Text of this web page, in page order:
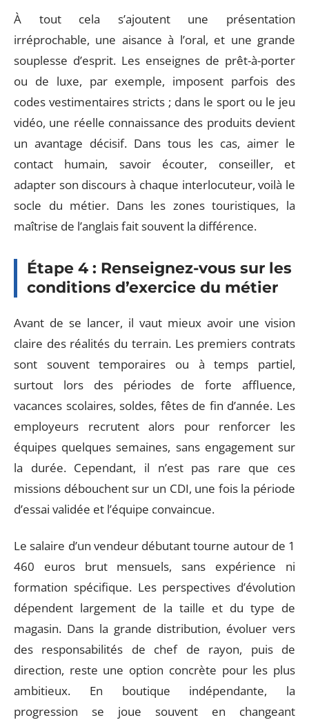
À tout cela s’ajoutent une présentation
irréprochable, une aisance à l’oral, et une grande
souplesse d’esprit. Les enseignes de prêt-à-porter
ou de luxe, par exemple, imposent parfois des
codes vestimentaires stricts ; dans le sport ou le jeu
vidéo, une réelle connaissance des produits devient
un avantage décisif. Dans tous les cas, aimer le
contact humain, savoir écouter, conseiller, et
adapter son discours à chaque interlocuteur, voilà le
socle du métier. Dans les zones touristiques, la
maîtrise de l’anglais fait souvent la différence.
Étape 4 : Renseignez-vous sur les
conditions d’exercice du métier
Avant de se lancer, il vaut mieux avoir une vision
claire des réalités du terrain. Les premiers contrats
sont souvent temporaires ou à temps partiel,
surtout lors des périodes de forte affluence,
vacances scolaires, soldes, fêtes de fin d’année. Les
employeurs recrutent alors pour renforcer les
équipes quelques semaines, sans engagement sur
la durée. Cependant, il n’est pas rare que ces
missions débouchent sur un CDI, une fois la période
d’essai validée et l’équipe convaincue.
Le salaire d’un vendeur débutant tourne autour de 1
460 euros brut mensuels, sans expérience ni
formation spécifique. Les perspectives d’évolution
dépendent largement de la taille et du type de
magasin. Dans la grande distribution, évoluer vers
des responsabilités de chef de rayon, puis de
direction, reste une option concrète pour les plus
ambitieux. En boutique indépendante, la
progression se joue souvent en changeant